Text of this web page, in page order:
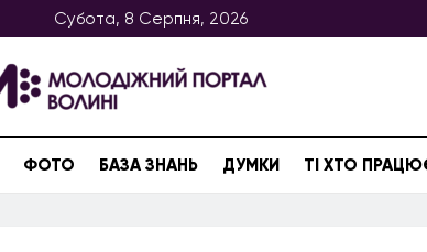
Субота, 8 Серпня, 2026
ФОТО БАЗА ЗНАНЬ ДУМКИ ТІ ХТО